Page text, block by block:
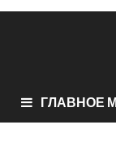
ГЛАВНОЕ